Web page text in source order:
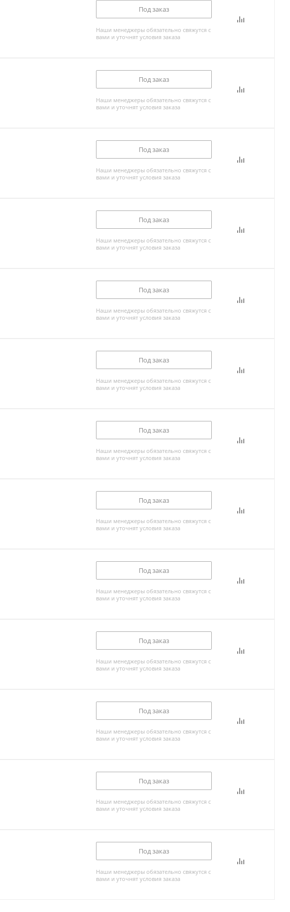
Под заказ
Наши менеджеры обязательно свяжутся с
вами и уточнят условия заказа
Под заказ
Наши менеджеры обязательно свяжутся с
вами и уточнят условия заказа
Под заказ
Наши менеджеры обязательно свяжутся с
вами и уточнят условия заказа
Под заказ
Наши менеджеры обязательно свяжутся с
вами и уточнят условия заказа
Под заказ
Наши менеджеры обязательно свяжутся с
вами и уточнят условия заказа
Под заказ
Наши менеджеры обязательно свяжутся с
вами и уточнят условия заказа
Под заказ
Наши менеджеры обязательно свяжутся с
вами и уточнят условия заказа
Под заказ
Наши менеджеры обязательно свяжутся с
вами и уточнят условия заказа
Под заказ
Наши менеджеры обязательно свяжутся с
вами и уточнят условия заказа
Под заказ
Наши менеджеры обязательно свяжутся с
вами и уточнят условия заказа
Под заказ
Наши менеджеры обязательно свяжутся с
вами и уточнят условия заказа
Под заказ
Наши менеджеры обязательно свяжутся с
вами и уточнят условия заказа
Под заказ
Наши менеджеры обязательно свяжутся с
вами и уточнят условия заказа